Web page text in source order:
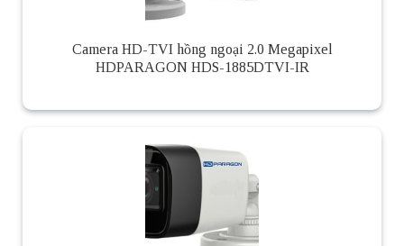
Camera HD-TVI hồng ngoại 2.0 Megapixel
HDPARAGON HDS-1885DTVI-IR